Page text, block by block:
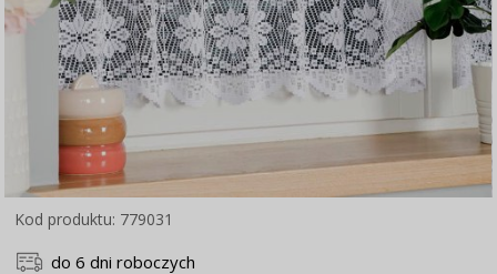
Kod produktu: 779031
do 6 dni roboczych